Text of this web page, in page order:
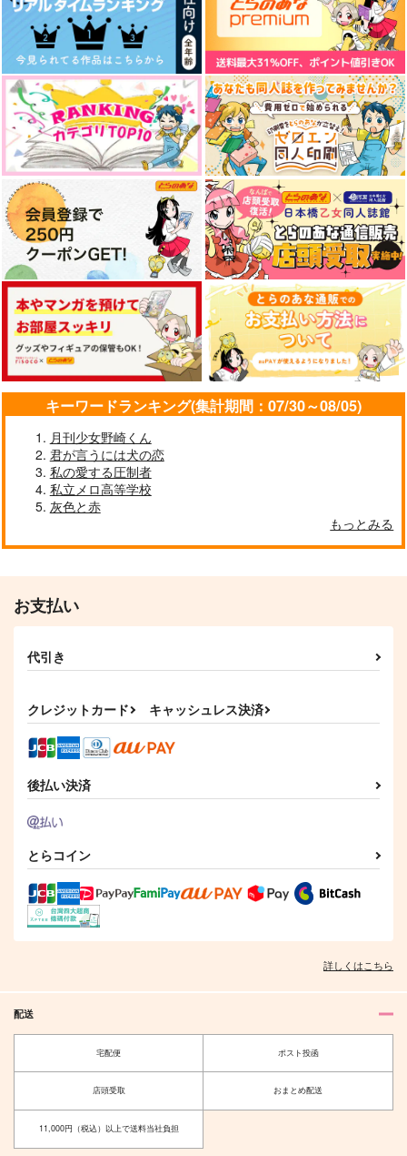
サンプル
作品詳細
サンプル
作品詳細
サンプル
作品詳細
ごく普通のありふれた
王様たちの恋の話
サンドネリウム
787円（税込）
レオナ×マレウス
サンプル
作品詳細
恋のかたみ
井の中でスープ
330円（税込）
マレウス×リリア
サンプル
恋のライバルは前寮
長！？
chips
944円（税込）
アズール×イデア
サンプル
飛び級少年と妖精の王
はらぺこっぷす
715円（税込）
イデア×マレウス
サンプル
作品詳細
あらずや五条 第五幕
やまやま
1,257
虎杖悠仁
1,572円
Requiem
1,257
マレウス×レオナ
エメラルド
472
マレウス×レオナ
キーワードランキング(集計期間：07/30～08/05)
月刊少女野崎くん
君が言うには犬の恋
私の愛する圧制者
私立メロ高等学校
灰色と赤
もっとみる
お支払い
代引き
クレジットカード キャッシュレス決済
後払い決済
とらコイン
詳しくはこちら
配送
宅配便 ポスト投函
店頭受取 おまとめ配送
11,000円（税込）以上で送料当社負担